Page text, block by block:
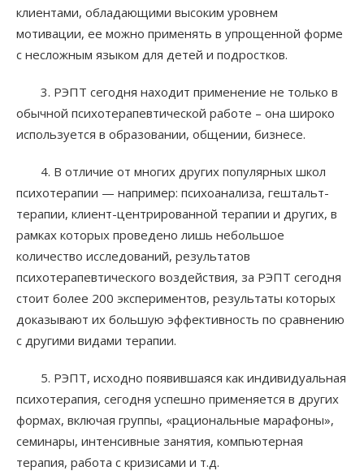
клиентами, обладающими высоким уровнем
мотивации, ее можно применять в упрощенной форме
с несложным языком для детей и подростков.
3. РЭПТ сегодня находит применение не только в
обычной психотерапевтической работе – она широко
используется в образовании, общении, бизнесе.
4. В отличие от многих других популярных школ
психотерапии — например: психоанализа, гештальт-
терапии, клиент-центрированной терапии и других, в
рамках которых проведено лишь небольшое
количество исследований, результатов
психотерапевтического воздействия, за РЭПТ сегодня
стоит более 200 экспериментов, результаты которых
доказывают их большую эффективность по сравнению
с другими видами терапии.
5. РЭПТ, исходно появившаяся как индивидуальная
психотерапия, сегодня успешно применяется в других
формах, включая группы, «рациональные марафоны»,
семинары, интенсивные занятия, компьютерная
терапия, работа с кризисами и т.д.